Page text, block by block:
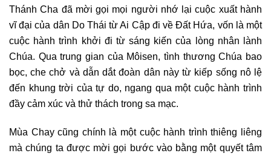
Thánh Cha đã mời gọi mọi người nhớ lại cuộc xuất hành
vĩ đại của dân Do Thái từ Ai Cập đi về Đất Hứa, vốn là một
cuộc hành trình khởi đi từ sáng kiến của lòng nhân lành
Chúa. Qua trung gian của Môisen, tình thương Chúa bao
bọc, che chở và dẫn dắt đoàn dân này từ kiếp sống nô lệ
đến khung trời của tự do, ngang qua một cuộc hành trình
đầy cảm xúc và thử thách trong sa mạc.
Mùa Chay cũng chính là một cuộc hành trình thiêng liêng
mà chúng ta được mời gọi bước vào bằng một quyết tâm